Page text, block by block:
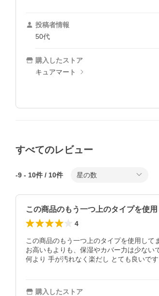
投稿者情報
50代
購入したストア
キュアマート
すべてのレビュー
-9 - 10件 / 10件 星の数
この商品のもう一つ上のタイプを使
4
この商品のもう一つ上のタイプを使用して
お高いもよりも、保湿やカバー力は少ない
何より 手が汚れなく楽だし とても良いです
購入したストア